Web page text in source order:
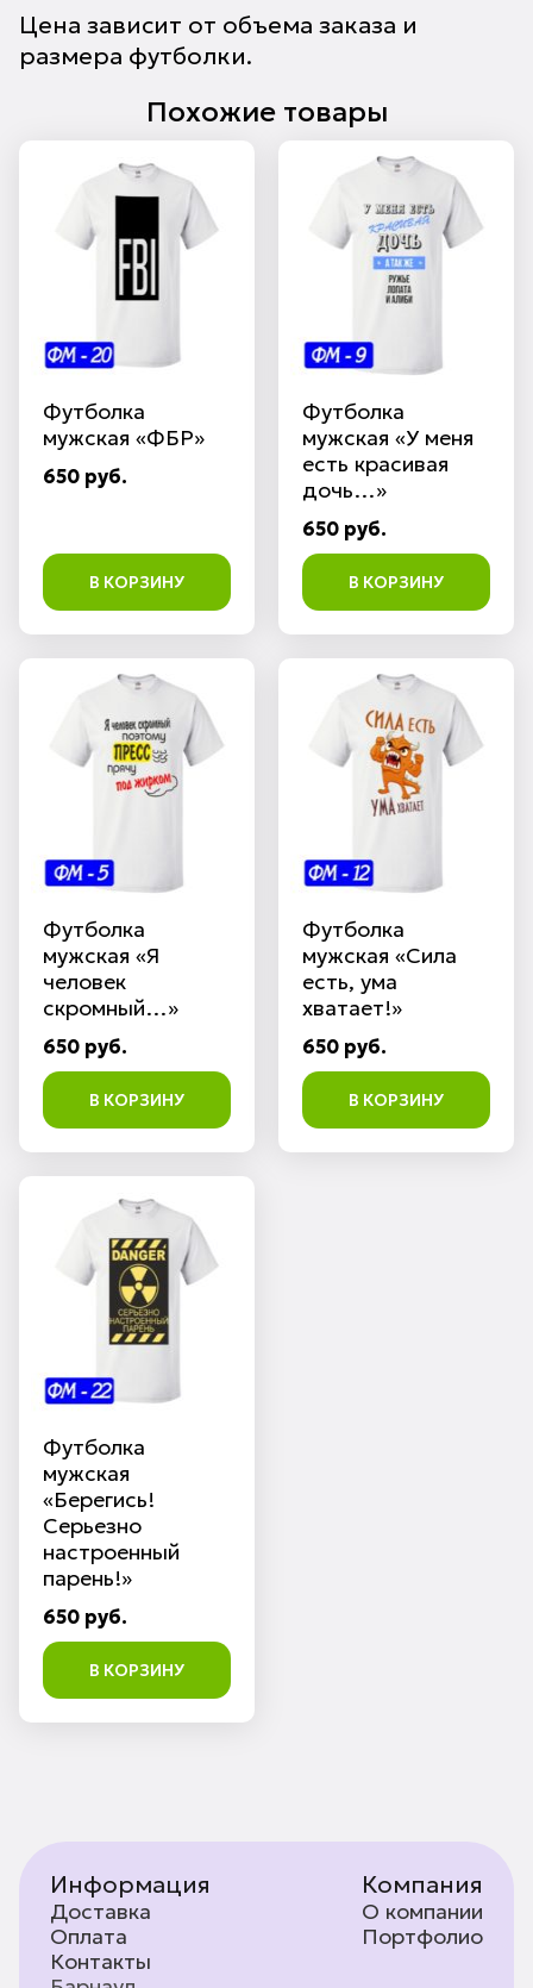
Цена зависит от объема заказа и
размера футболки.
Похожие товары
Футболка
мужская «ФБР»
650 руб.
В КОРЗИНУ
Футболка
мужская «У меня
есть красивая
дочь…»
650 руб.
В КОРЗИНУ
Футболка
мужская «Я
человек
скромный…»
650 руб.
В КОРЗИНУ
Футболка
мужская «Сила
есть, ума
хватает!»
650 руб.
В КОРЗИНУ
Футболка
мужская
«Берегись!
Серьезно
настроенный
парень!»
650 руб.
В КОРЗИНУ
Информация
Доставка
Оплата
Контакты
Компания
О компании
Портфолио